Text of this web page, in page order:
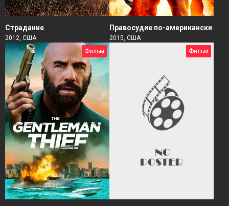
Страдание
2012, США
Правосудие по-американски
2015, США
Фильм
Фильм